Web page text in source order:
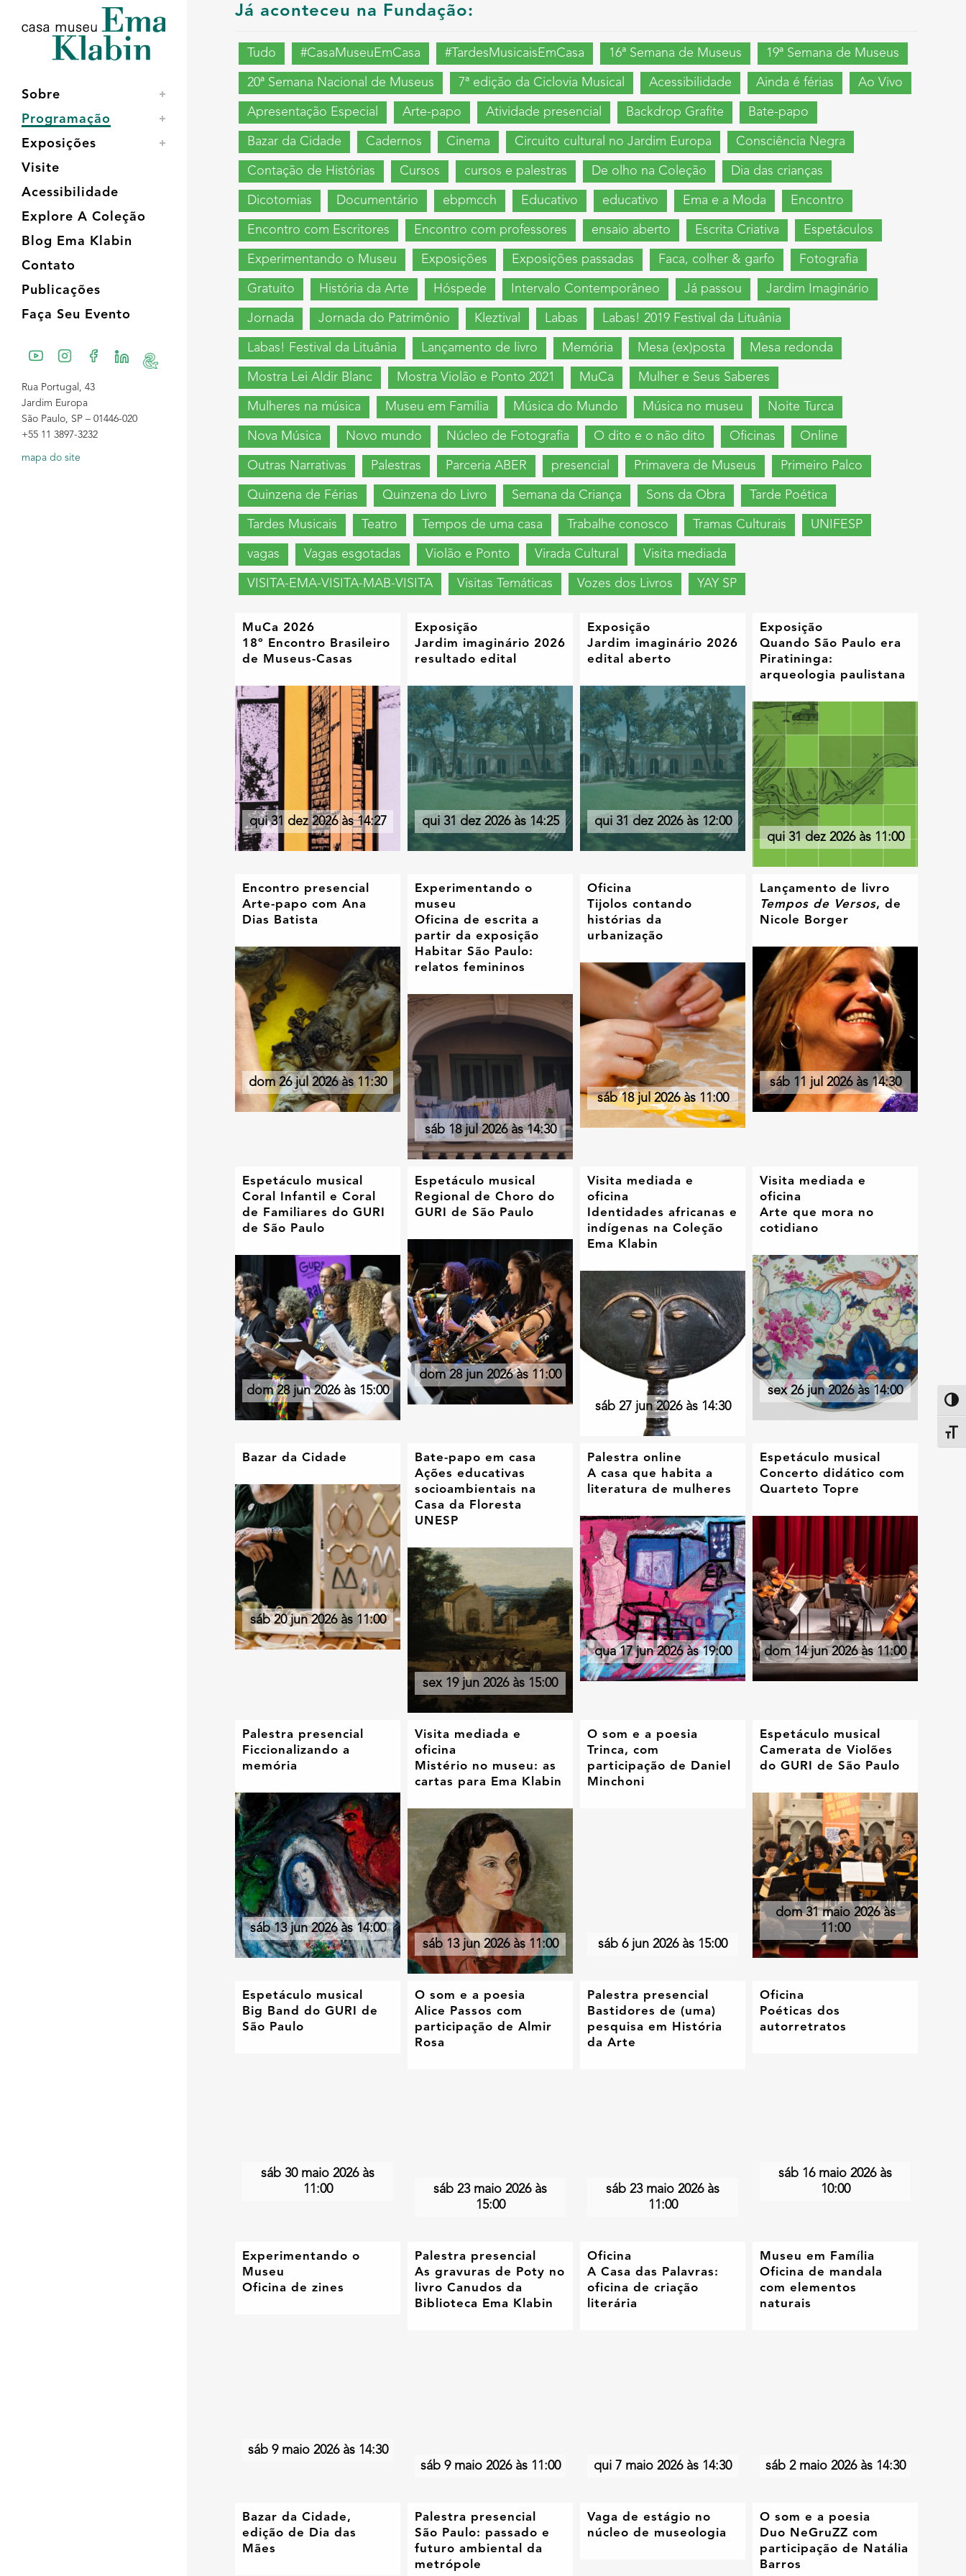
conteúdo
navegação
Sobre
Programação
Exposições
Visite
Acessibilidade
Explore A Coleção
Blog Ema Klabin
Contato
Publicações
Faça Seu Evento
Rua Portugal, 43
Jardim Europa
São Paulo, SP – 01446-020
+55 11 3897-3232
mapa do site
Já aconteceu na Fundação:
Tudo #CasaMuseuEmCasa #TardesMusicaisEmCasa 16ª Semana de Museus 19ª Semana de Museus
20ª Semana Nacional de Museus 7ª edição da Ciclovia Musical Acessibilidade Ainda é férias Ao Vivo
Apresentação Especial Arte-papo Atividade presencial Backdrop Grafite Bate-papo
Bazar da Cidade Cadernos Cinema Circuito cultural no Jardim Europa Consciência Negra
Contação de Histórias Cursos cursos e palestras De olho na Coleção Dia das crianças
Dicotomias Documentário ebpmcch Educativo educativo Ema e a Moda Encontro
Encontro com Escritores Encontro com professores ensaio aberto Escrita Criativa Espetáculos
Experimentando o Museu Exposições Exposições passadas Faca, colher & garfo Fotografia
Gratuito História da Arte Hóspede Intervalo Contemporâneo Já passou Jardim Imaginário
Jornada Jornada do Patrimônio Kleztival Labas Labas! 2019 Festival da Lituânia
Labas! Festival da Lituânia Lançamento de livro Memória Mesa (ex)posta Mesa redonda
Mostra Lei Aldir Blanc Mostra Violão e Ponto 2021 MuCa Mulher e Seus Saberes
Mulheres na música Museu em Família Música do Mundo Música no museu Noite Turca
Nova Música Novo mundo Núcleo de Fotografia O dito e o não dito Oficinas Online
Outras Narrativas Palestras Parceria ABER presencial Primavera de Museus Primeiro Palco
Quinzena de Férias Quinzena do Livro Semana da Criança Sons da Obra Tarde Poética
Tardes Musicais Teatro Tempos de uma casa Trabalhe conosco Tramas Culturais UNIFESP
vagas Vagas esgotadas Violão e Ponto Virada Cultural Visita mediada
VISITA-EMA-VISITA-MAB-VISITA Visitas Temáticas Vozes dos Livros YAY SP
MuCa 2026
18º Encontro Brasileiro
de Museus-Casas
qui 31 dez 2026 às 14:27
Exposição
Jardim imaginário 2026
resultado edital
qui 31 dez 2026 às 14:25
Exposição
Jardim imaginário 2026
edital aberto
qui 31 dez 2026 às 12:00
Exposição
Quando São Paulo era
Piratininga:
arqueologia paulistana
qui 31 dez 2026 às 11:00
Encontro presencial
Arte-papo com Ana
Dias Batista
dom 26 jul 2026 às 11:30
Experimentando o
museu
Oficina de escrita a
partir da exposição
Habitar São Paulo:
relatos femininos
sáb 18 jul 2026 às 14:30
Oficina
Tijolos contando
histórias da
urbanização
sáb 18 jul 2026 às 11:00
Lançamento de livro
Tempos de Versos, de
Nicole Borger
sáb 11 jul 2026 às 14:30
Espetáculo musical
Coral Infantil e Coral
de Familiares do GURI
de São Paulo
dom 28 jun 2026 às 15:00
Espetáculo musical
Regional de Choro do
GURI de São Paulo
dom 28 jun 2026 às 11:00
Visita mediada e
oficina
Identidades africanas e
indígenas na Coleção
Ema Klabin
sáb 27 jun 2026 às 14:30
Visita mediada e
oficina
Arte que mora no
cotidiano
sex 26 jun 2026 às 14:00
Bazar da Cidade
sáb 20 jun 2026 às 11:00
Bate-papo em casa
Ações educativas
socioambientais na
Casa da Floresta
UNESP
sex 19 jun 2026 às 15:00
Palestra online
A casa que habita a
literatura de mulheres
qua 17 jun 2026 às 19:00
Espetáculo musical
Concerto didático com
Quarteto Topre
dom 14 jun 2026 às 11:00
Palestra presencial
Ficcionalizando a
memória
sáb 13 jun 2026 às 14:00
Visita mediada e
oficina
Mistério no museu: as
cartas para Ema Klabin
sáb 13 jun 2026 às 11:00
O som e a poesia
Trinca, com
participação de Daniel
Minchoni
sáb 6 jun 2026 às 15:00
Espetáculo musical
Camerata de Violões
do GURI de São Paulo
dom 31 maio 2026 às
11:00
Espetáculo musical
Big Band do GURI de
São Paulo
sáb 30 maio 2026 às
11:00
O som e a poesia
Alice Passos com
participação de Almir
Rosa
sáb 23 maio 2026 às
15:00
Palestra presencial
Bastidores de (uma)
pesquisa em História
da Arte
sáb 23 maio 2026 às
11:00
Oficina
Poéticas dos
autorretratos
sáb 16 maio 2026 às
10:00
Experimentando o
Museu
Oficina de zines
sáb 9 maio 2026 às 14:30
Palestra presencial
As gravuras de Poty no
livro Canudos da
Biblioteca Ema Klabin
sáb 9 maio 2026 às 11:00
Oficina
A Casa das Palavras:
oficina de criação
literária
qui 7 maio 2026 às 14:30
Museu em Família
Oficina de mandala
com elementos
naturais
sáb 2 maio 2026 às 14:30
Bazar da Cidade,
edição de Dia das
Mães
Palestra presencial
São Paulo: passado e
futuro ambiental da
metrópole
Vaga de estágio no
núcleo de museologia
O som e a poesia
Duo NeGruZZ com
participação de Natália
Barros